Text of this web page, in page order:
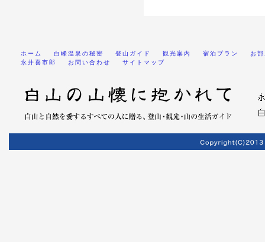
ホーム 白峰温泉の秘密 登山ガイド 観光案内 宿泊プラン
お
永井喜市郎
お問い合わせ サイトマップ